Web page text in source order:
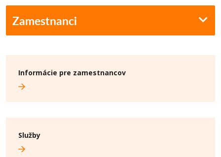
Zamestnanci
Informácie pre zamestnancov
Služby